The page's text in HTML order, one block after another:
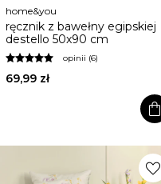
home&you
ręcznik z bawełny egipskiej
destello 50x90 cm
opinii (6)
69,99 zł
shopping_bag
favorite